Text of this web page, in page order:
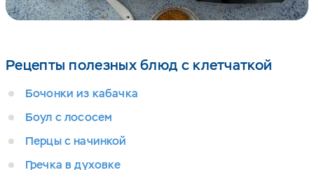
Рецепты полезных блюд с клетчаткой
Бочонки из кабачка
Боул с лососем
Перцы с начинкой
Гречка в духовке